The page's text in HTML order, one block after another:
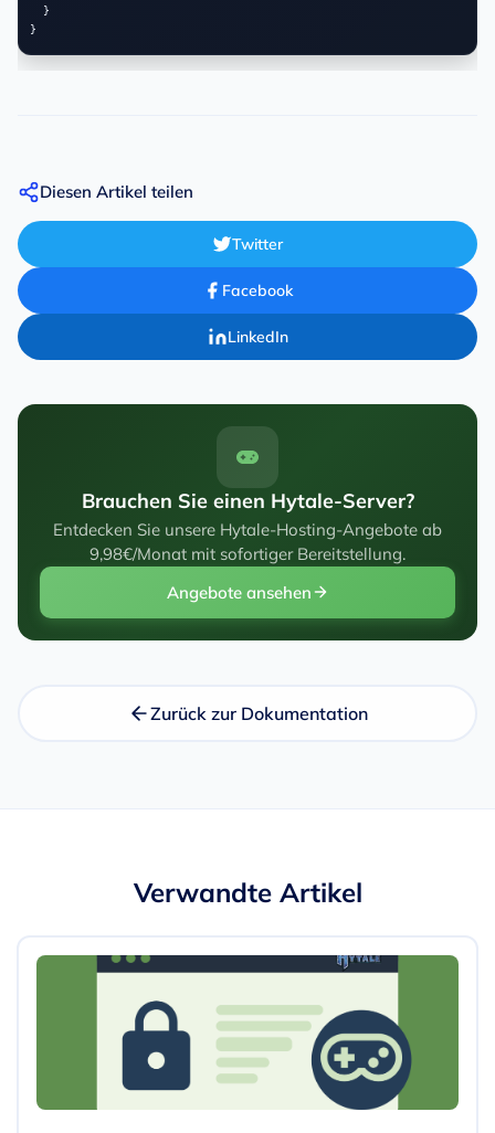
Diesen Artikel teilen
Twitter
Facebook
LinkedIn
Brauchen Sie einen Hytale-Server?
Entdecken Sie unsere Hytale-Hosting-Angebote ab
9,98€/Monat mit sofortiger Bereitstellung.
Angebote ansehen
Zurück zur Dokumentation
Verwandte Artikel